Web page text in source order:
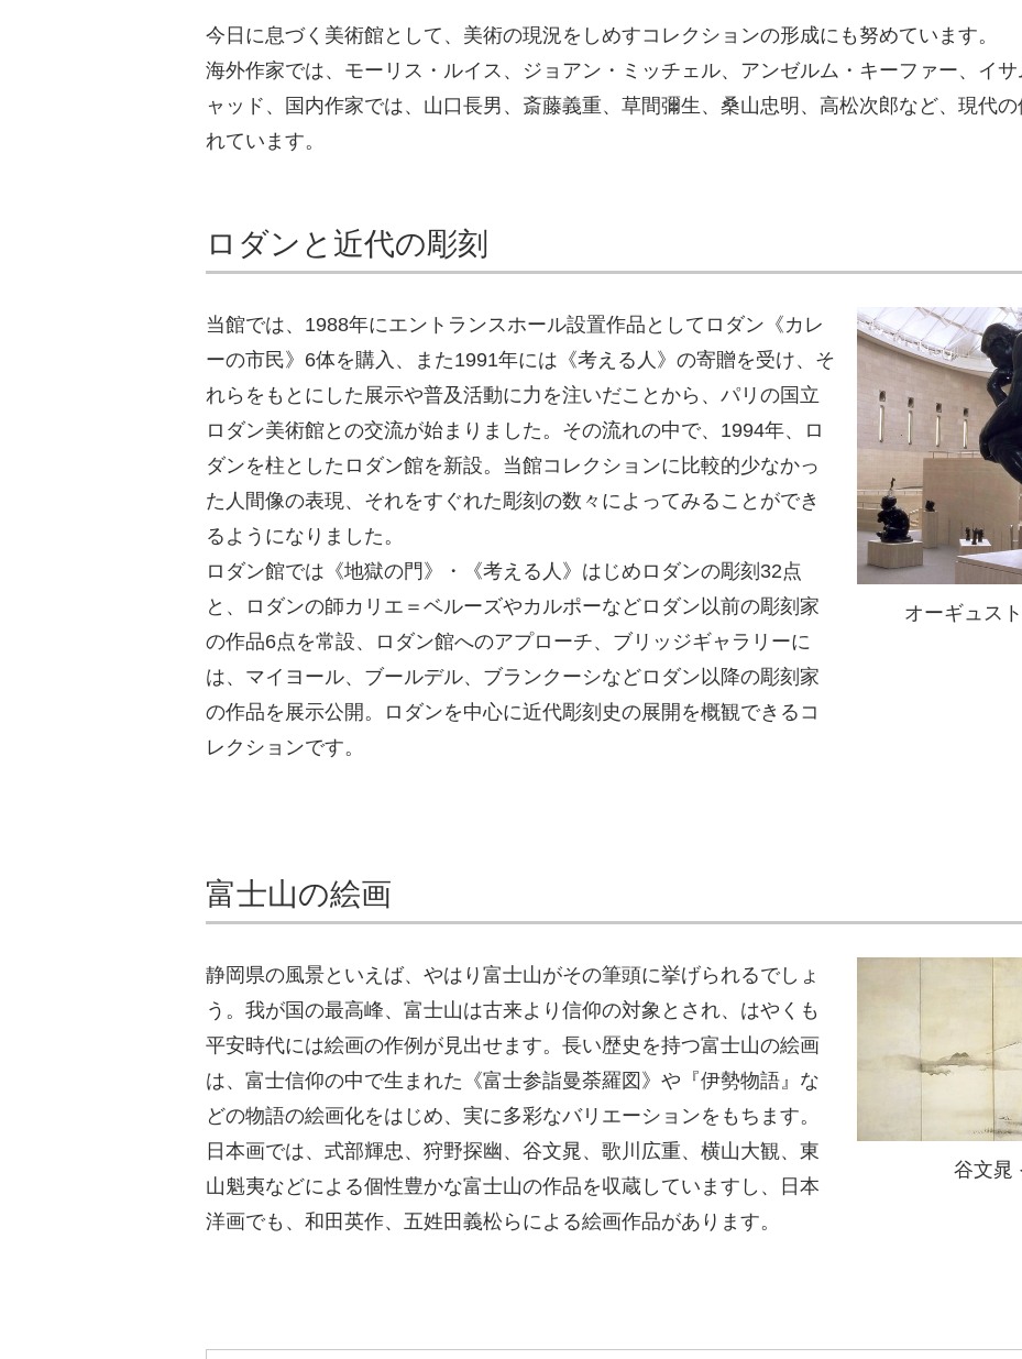
今日に息づく美術館として、美術の現況をしめすコレクションの形成にも努めています。
海外作家では、モーリス・ルイス、ジョアン・ミッチェル、アンゼルム・キーファー、イ
ャッド、国内作家では、山口長男、斎藤義重、草間彌生、桑山忠明、高松次郎など、現代
れています。
ロダンと近代の彫刻
当館では、1988年にエントランスホール設置作品としてロダン《カレ
ーの市民》6体を購入、また1991年には《考える人》の寄贈を受け、そ
れらをもとにした展示や普及活動に力を注いだことから、パリの国立
ロダン美術館との交流が始まりました。その流れの中で、1994年、ロ
ダンを柱としたロダン館を新設。当館コレクションに比較的少なかっ
た人間像の表現、それをすぐれた彫刻の数々によってみることができ
るようになりました。
ロダン館では《地獄の門》・《考える人》はじめロダンの彫刻32点
と、ロダンの師カリエ＝ベルーズやカルポーなどロダン以前の彫刻家
の作品6点を常設、ロダン館へのアプローチ、ブリッジギャラリーに
は、マイヨール、ブールデル、ブランクーシなどロダン以降の彫刻家
の作品を展示公開。ロダンを中心に近代彫刻史の展開を概観できるコ
レクションです。
オーギュス
富士山の絵画
静岡県の風景といえば、やはり富士山がその筆頭に挙げられるでしょ
う。我が国の最高峰、富士山は古来より信仰の対象とされ、はやくも
平安時代には絵画の作例が見出せます。長い歴史を持つ富士山の絵画
は、富士信仰の中で生まれた《富士参詣曼荼羅図》や『伊勢物語』な
どの物語の絵画化をはじめ、実に多彩なバリエーションをもちます。
日本画では、式部輝忠、狩野探幽、谷文晁、歌川広重、横山大観、東
山魁夷などによる個性豊かな富士山の作品を収蔵していますし、日本
洋画でも、和田英作、五姓田義松らによる絵画作品があります。
谷文